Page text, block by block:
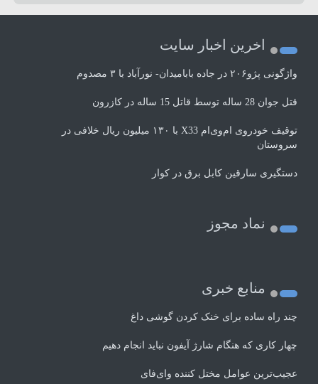
اخرین اخبار سایت
واژگونی پژو۲۰۶ در جاده بابامیدان- نورآباد با ۳ مصدوم
قتل جوان 28 ساله توسط قاتل 15 ساله در کازرون
توقیف خودروی ام‌وی‌ام X33 با ۱۳۰ میلیون ریال خلافی در
سروستان
دستگیری سارقین کابل برق در کوار
نماد مجوز
منابع خبری
چند راه‌ ساده برای خنک کردن گوشی داغ
چهار کاری که هنگام شارژ آیفون نباید انجام دهیم
عجیب‌ترین عوامل مختل کننده وای‌فای